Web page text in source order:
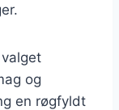
og
en røgfyldt